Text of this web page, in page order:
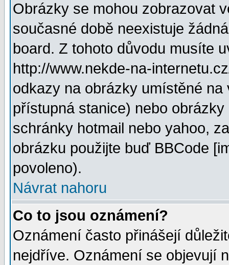
Obrázky se mohou zobrazovat
současné době neexistuje
board. Z tohoto důvodu musíte
http://www.nekde-na-
odkazy na obrázky umístěné
přístupná stanice) nebo
schránky hotmail nebo yahoo,
obrázku použijte buď BBCode
povoleno).
Návrat nahoru
Co to jsou oznámení?
Oznámení často přinášejí
nejdříve. Oznámení se objevují